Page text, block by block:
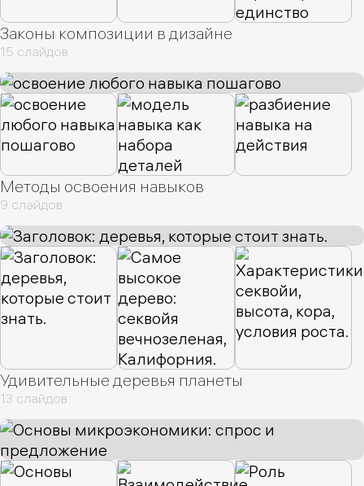
Законы композиции в дизайне
15 слайдов
Методы освоения навыков
9 слайдов
Удивительные деревья планеты
13 слайдов